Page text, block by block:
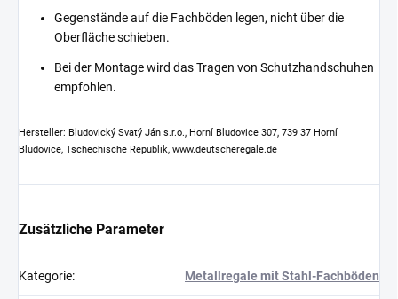
Gegenstände auf die Fachböden legen, nicht über die
Oberfläche schieben.
Bei der Montage wird das Tragen von Schutzhandschuhen
empfohlen.
Hersteller: Bludovický Svatý Ján s.r.o., Horní Bludovice 307, 739 37 Horní
Bludovice, Tschechische Republik, www.deutscheregale.de
Zusätzliche Parameter
Kategorie: Metallregale mit Stahl-Fachböden